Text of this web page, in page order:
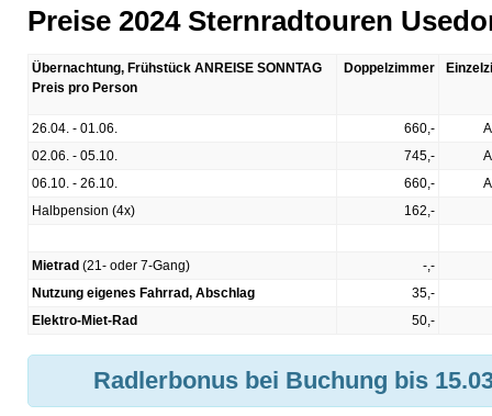
Preise 2024 Sternradtouren
Übernachtung, Frühstück ANREISE SONNTAG
Preis pro Person
Doppelzimmer
26.04. - 01.06. 660,-
02.06. - 05.10.
745,-
06.10. - 26.10.
660,-
Halbpension (4x)
162,-
Mietrad (21- oder 7-Gang)
-,-
Nutzung eigenes Fahrrad, Abschlag
35,-
Elektro-Miet-Rad
50,-
Radlerbonus bei Buchung bis